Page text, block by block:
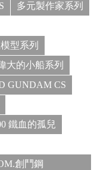
多元製作家系列
型系列
大的小船系列
GUNDAM CS
鐵血的孤兒
創鬥鋼